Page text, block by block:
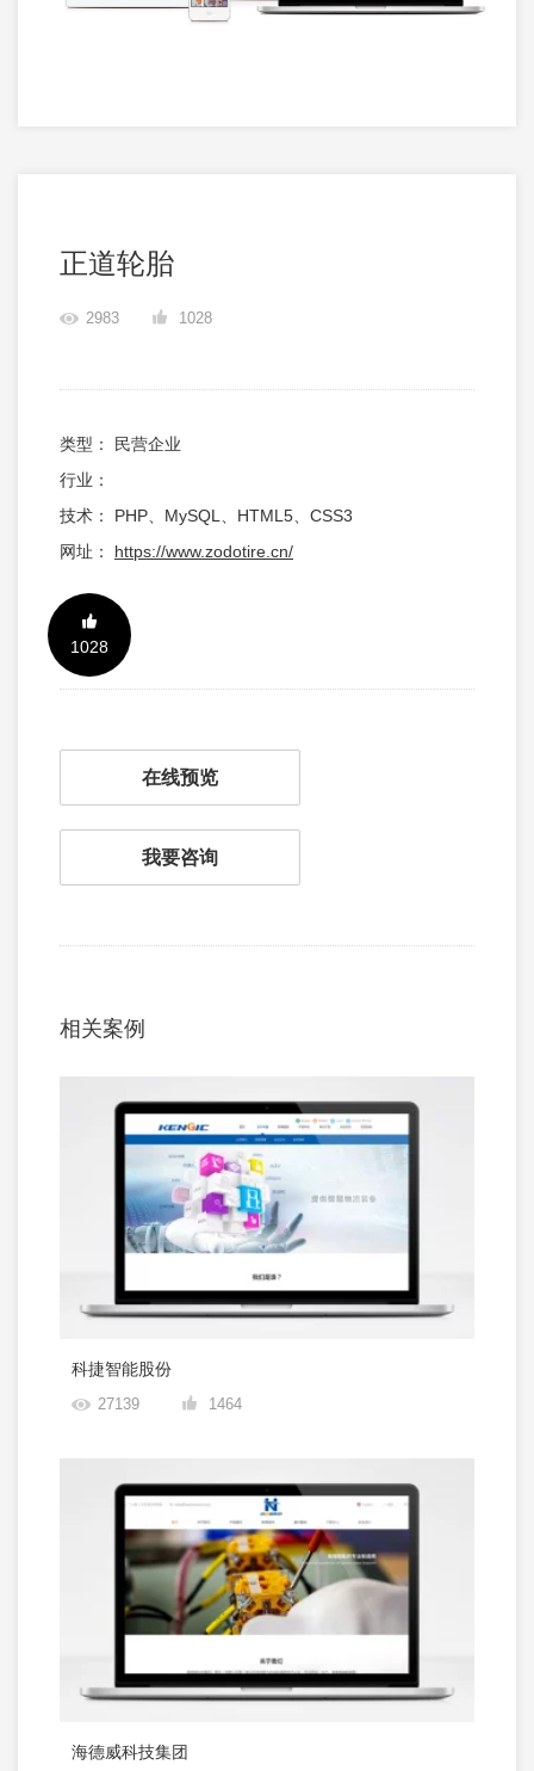
正道轮胎
2983 1028
类型： 民营企业
行业：
技术： PHP、MySQL、HTML5、CSS3
网址： https://www.zodotire.cn/
1028
在线预览
我要咨询
相关案例
科捷智能股份
27139 1464
海德威科技集团